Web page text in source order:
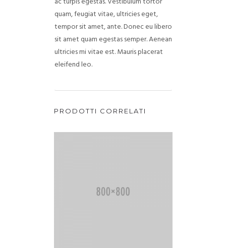
quam, feugiat vitae, ultricies eget,
tempor sit amet, ante. Donec eu libero
sit amet quam egestas semper. Aenean
ultricies mi vitae est. Mauris placerat
eleifend leo.
PRODOTTI CORRELATI